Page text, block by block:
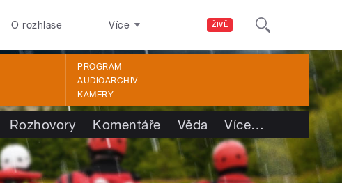
ŽIVĚ
O rozhlase Více
PROGRAM
AUDIOARCHIV
KAMERY
Rozhovory Komentáře Věda Více…